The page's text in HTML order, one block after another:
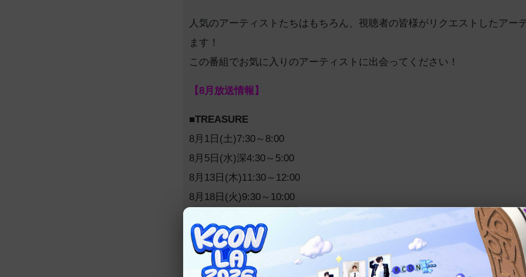
人気のアーティストたちはもちろん、視聴者の皆様がリクエストしたアー
ます！
この番組でお気に入りのアーティストに出会ってください！
【8月放送情報】
■TREASURE
8月1日(土)7:30～8:00
8月5日(水)深4:30～5:00
8月13日(木)11:30～12:00
8月18日(火)9:30～10:00
8月27日(木)23:30～深0:00
■BLACKPINK